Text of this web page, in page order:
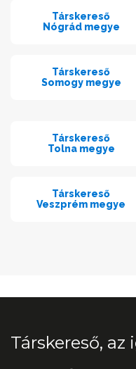
Társkereső
Nógrád megye
Társkereső
Somogy megye
Társkereső
Tolna megye
Társkereső
Veszprém megye
Társkereső,